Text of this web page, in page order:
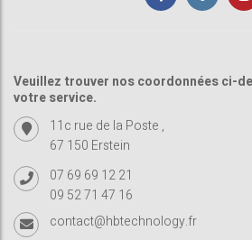
Veuillez trouver nos coordonnées ci-
votre service.
11c rue de la Poste ,
67 150 Erstein
07 69 69 12 21
09 52 71 47 16
contact@hbtechnology.fr